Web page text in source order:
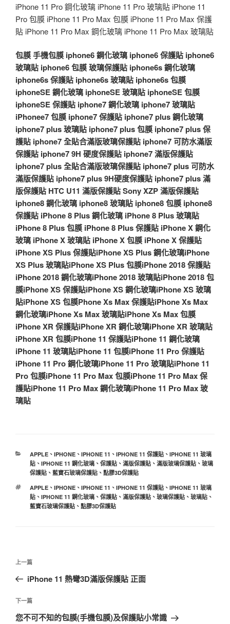
iPhone 11 Pro 鋼化玻璃 iPhone 11 Pro 玻璃貼 iPhone 11
Pro 包膜 iPhone 11 Pro Max 包膜 iPhone 11 Pro Max 保護
貼 iPhone 11 Pro Max 鋼化玻璃 iPhone 11 Pro Max 玻璃貼
包膜手機包膜 iphone6 鋼化玻璃 iphone6 保護貼 iphone6
玻璃貼 iphone6 包膜玻璃保護貼 iphone6s 鋼化玻璃
iphone6s 保護貼 iphone6s 玻璃貼 iphone6s 包膜
iphoneSE 鋼化玻璃 iphoneSE 玻璃貼 iphoneSE 包膜
iphoneSE 保護貼 iphone7 鋼化玻璃 iphone7 玻璃貼
iPhonee7 包膜 iphone7 保護貼 iphone7 plus 鋼化玻璃
iphone7 plus 玻璃貼 iphone7 plus 包膜 iphone7 plus 保
護貼 iphone7 全貼合滿版玻璃保護貼 iphone7 可防水滿版
保護貼 iphone7 9H 硬度保護貼 iphone7 滿版保護貼
iphone7 plus 全貼合滿版玻璃保護貼 iphone7 plus 可防水
滿版保護貼 iphone7 plus 9H硬度保護貼 iphone7 plus 滿
版保護貼 HTC U11 滿版保護貼Sony XZP 滿版保護貼
iphone8 鋼化玻璃 iphone8 玻璃貼 iphone8 包膜 iphone8
保護貼 iPhone 8 Plus 鋼化玻璃 iPhone 8 Plus 玻璃貼
iPhone 8 Plus 包膜 iPhone 8 Plus 保護貼 iPhone X 鋼化
玻璃 iPhone X 玻璃貼 iPhone X 包膜 iPhone X 保護貼
iPhone XS Plus 保護貼iPhone XS Plus 鋼化玻璃iPhone
XS Plus 玻璃貼iPhone XS Plus 包膜iPhone 2018 保護貼
iPhone 2018 鋼化玻璃iPhone 2018 玻璃貼iPhone 2018 包
膜iPhone XS 保護貼iPhone XS 鋼化玻璃iPhone XS 玻璃
貼iPhone XS 包膜Phone Xs Max 保護貼iPhone Xs Max
鋼化玻璃iPhone Xs Max 玻璃貼iPhone Xs Max 包膜
iPhone XR 保護貼iPhone XR 鋼化玻璃iPhone XR 玻璃貼
iPhone XR 包膜iPhone 11 保護貼iPhone 11 鋼化玻璃
iPhone 11 玻璃貼iPhone 11 包膜iPhone 11 Pro 保護貼
iPhone 11 Pro 鋼化玻璃iPhone 11 Pro 玻璃貼iPhone 11
Pro 包膜iPhone 11 Pro Max 包膜iPhone 11 Pro Max 保
護貼iPhone 11 Pro Max 鋼化玻璃iPhone 11 Pro Max 玻
璃貼
分
類
APPLE、 IPHONE、 IPHONE 11 、 IPHONE 11 保護貼、 IPHONE 11 玻璃
貼、 IPHONE 11 鋼化玻璃、 保護貼、 滿版保護貼、 滿版玻璃保護貼、 玻璃
保護貼、 藍寶石玻璃保護貼、 點膠3D保護貼
標
籤
APPLE、 IPHONE、 IPHONE 11 、 IPHONE 11 保護貼、 IPHONE 11 玻璃
貼、 IPHONE 11 鋼化玻璃、 保護貼、 滿版保護貼、 玻璃保護貼、 玻璃貼、
藍寶石玻璃保護貼、 點膠3D保護貼
文
導
覽
上
一
文
章
上一篇
iPhone 11 熱彎3D滿版保護貼 正面
下
一
下一篇
您不可不知的包膜(手機包膜)及保護貼小常識